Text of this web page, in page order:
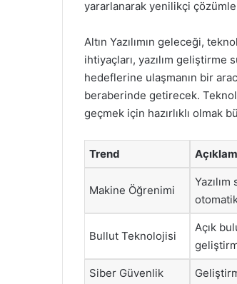
yararlanarak yenilikçi
Altın Yazılımın geleceği,
ihtiyaçları, yazılım geliştirme
hedeflerine ulaşmanın bir
beraberinde getirecek.
geçmek için hazırlıklı olmak
Trend
Makine Öğrenimi
Bullut Teknolojisi
Açık
Siber Güvenlik